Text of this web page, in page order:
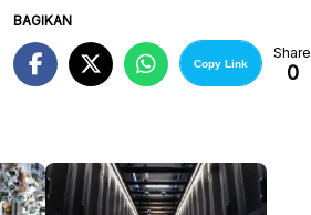
BAGIKAN
Copy Link
Share
0